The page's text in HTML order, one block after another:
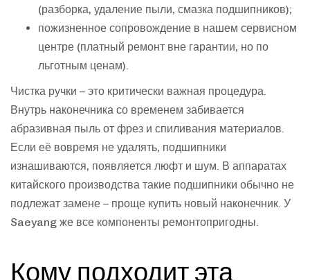
(разборка, удаление пыли, смазка подшипников);
пожизненное сопровождение в нашем сервисном
центре (платный ремонт вне гарантии, но по
льготным ценам).
Чистка ручки – это критически важная процедура.
Внутрь наконечника со временем забивается
абразивная пыль от фрез и спиливания материалов.
Если её вовремя не удалять, подшипники
изнашиваются, появляется люфт и шум. В аппаратах
китайского производства такие подшипники обычно не
подлежат замене – проще купить новый наконечник. У
Saeyang же все компоненты ремонтопригодны.
Кому подходит эта